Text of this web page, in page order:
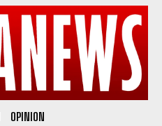
OPINION